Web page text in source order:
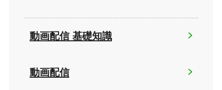
動画配信 基礎知識
動画配信